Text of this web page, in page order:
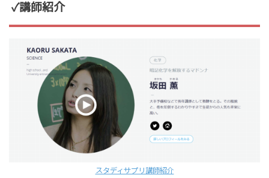
✓講師紹介
スタディサプリ講師紹介